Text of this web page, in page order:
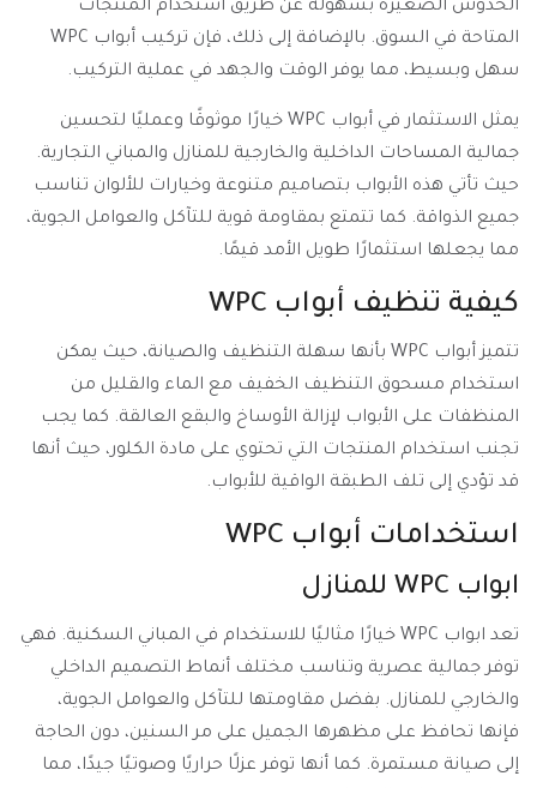
الخدوش الصغيرة بسهولة عن طريق استخدام المنتجات
المتاحة في السوق. بالإضافة إلى ذلك، فإن تركيب أبواب WPC
سهل وبسيط، مما يوفر الوقت والجهد في عملية التركيب.
يمثل الاستثمار في أبواب WPC خيارًا موثوقًا وعمليًا لتحسين
جمالية المساحات الداخلية والخارجية للمنازل والمباني التجارية.
حيث تأتي هذه الأبواب بتصاميم متنوعة وخيارات للألوان تناسب
جميع الذواقة. كما تتمتع بمقاومة قوية للتآكل والعوامل الجوية،
مما يجعلها استثمارًا طويل الأمد قيمًا.
كيفية تنظيف أبواب WPC
تتميز أبواب WPC بأنها سهلة التنظيف والصيانة، حيث يمكن
استخدام مسحوق التنظيف الخفيف مع الماء والقليل من
المنظفات على الأبواب لإزالة الأوساخ والبقع العالقة. كما يجب
تجنب استخدام المنتجات التي تحتوي على مادة الكلور، حيث أنها
قد تؤدي إلى تلف الطبقة الواقية للأبواب.
استخدامات أبواب WPC
ابواب WPC للمنازل
تعد ابواب WPC خيارًا مثاليًا للاستخدام في المباني السكنية. فهي
توفر جمالية عصرية وتناسب مختلف أنماط التصميم الداخلي
والخارجي للمنازل. بفضل مقاومتها للتآكل والعوامل الجوية،
فإنها تحافظ على مظهرها الجميل على مر السنين، دون الحاجة
إلى صيانة مستمرة. كما أنها توفر عزلًا حراريًا وصوتيًا جيدًا، مما